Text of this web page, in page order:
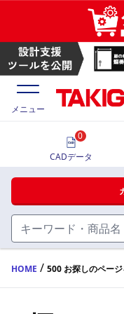
ハンドル・
FA・A
蝶番・ステ
価格一覧
製品カタログ
メニュー
0
CADデータ
HOME / 500 お探しのペー